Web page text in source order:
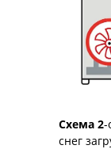
Схема 2-
снег